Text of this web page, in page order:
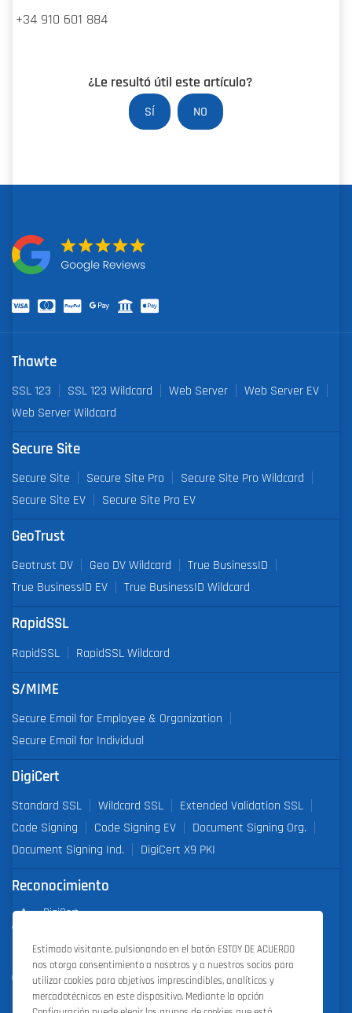
+34 910 601 884
¿Le resultó útil este artículo?
SÍ NO
Thawte
SSL 123 SSL 123 Wildcard Web Server
Web Server EV
Web Server Wildcard
Secure Site
Secure Site Secure Site Pro
Secure Site Pro Wildcard
Secure Site EV
Secure Site Pro EV
GeoTrust
Geotrust DV Geo DV Wildcard
True BusinessID
True BusinessID EV
True BusinessID Wildcard
RapidSSL
RapidSSL RapidSSL Wildcard
S/MIME
Secure Email for Employee & Organization
Secure Email for Individual
DigiCert
Standard SSL Wildcard SSL
Extended Validation SSL
Code Signing
Code Signing EV
Document Signing Org.
Document Signing Ind.
DigiCert X9 PKI
Reconocimiento
DigiCert
Outstanding Sales Performance Award 2018, 2019, 2020, 2021,
2022
Estimado visitante, pulsionando en el botón ESTOY DE ACUERDO
nos otorga consentimiento a nosotros y a nuestros socios para
utilizar cookies para objetivos imprescindibles, analíticos y
mercadotécnicos en este dispositivo. Mediante la opción